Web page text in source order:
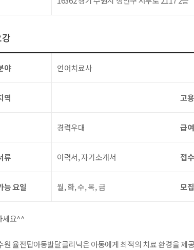
야 언어치료사
역 고
경력우대 급여
류 이력서, 자기소개서 접
능 요일 월, 화, 수, 목, 금 모
세요^^
원 율전탑아동발달클리닉은 아동에게 최적의 치료 환경을 제